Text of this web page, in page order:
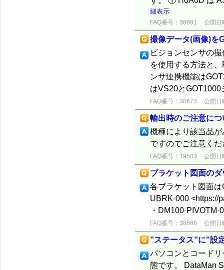
細表示
FAQ番号：38691 公開日
撮像データ(画像)を
ビジョンセンサの
を使用する方法と
ンサ連携機能は
はVS20と
FAQ番号：38673 公開日
輸出時のご注意につ
機種により該当品
ですのでご注意く
FAQ番号：19503 公開日
ブラケット図面の
各ブラケット図面
UBRK-000 <https://
・DM100-PIVOTM-
FAQ番号：38686 公開日
”ステータス”に"設
パソコンとコード
態です。 DataMan